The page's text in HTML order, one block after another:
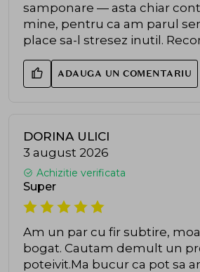
samponare — asta chiar
mine, pentru ca am parul
place sa-l stresez inutil.
ADAUGA UN COMENTARIU
DORINA ULICI
3 august 2026
Achizitie verificata
Super
Am un par cu fir subtire,
bogat. Cautam demult un
poteivit.Ma bucur ca pot sa